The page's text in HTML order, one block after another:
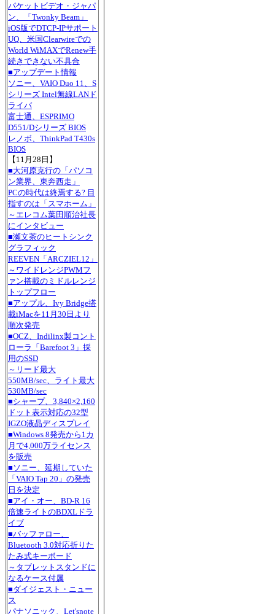
パケットビデオ・ジャパ
ン、「Twonky Beam」
iOS版でDTCP-IPサポート
UQ、米国Clearwireでの
World WiMAXでRenew手
続きできない不具合
■アップデート情報
ソニー、VAIO Duo 11、S
シリーズ Intel無線LANド
ライバ
富士通、ESPRIMO
D551/Dシリーズ BIOS
レノボ、ThinkPad T430s
BIOS
【11月28日】
■大河原克行の「パソコ
ン業界、東奔西走」
PCの時代は終焉する? 目
指すのは「スマホーム」
～エレコム葉田順治社長
にインタビュー
■瀬文茶のヒートシンク
グラフィック
REEVEN「ARCZIEL12」
～ワイドレンジPWMフ
ァン搭載のミドルレンジ
トップフロー
■アップル、Ivy Bridge搭
載iMacを11月30日より
順次発売
■OCZ、Indilinx製コント
ローラ「Barefoot 3」採
用のSSD
～リード最大
550MB/sec、ライト最大
530MB/sec
■シャープ、3,840×2,160
ドット表示対応の32型
IGZO液晶ディスプレイ
■Windows 8発売から1カ
月で4,000万ライセンス
を販売
■ソニー、延期していた
「VAIO Tap 20」の発売
日を決定
■アイ・オー、BD-R 16
倍速ライトのBDXLドラ
イブ
■バッファロー、
Bluetooth 3.0対応折りた
たみ式キーボード
～タブレットスタンドに
なるケース付属
■ダイジェスト・ニュー
ス
パナソニック、Let'snote